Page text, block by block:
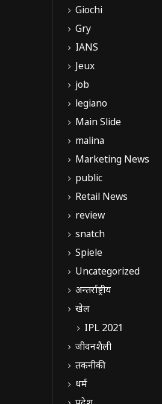
Giochi
Gry
IANS
Jeux
job
legiano
Main Slide
malina
Marketing News
public
Retail News
review
snatch
Spiele
Uncategorized
अन्तर्राष्ट्रीय
खेल
IPL 2021
जीवनशैली
तकनीकी
धर्म